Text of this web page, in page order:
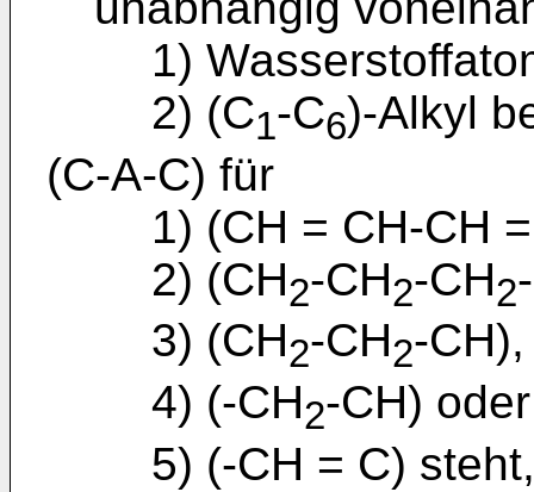
1)
2) (C1-C6)-Alkyl
(C-A-C) für
1) (CH = CH-CH
2) (CH2-CH2-CH2
3) (CH2-CH2-CH),
4) (-CH2-CH) oder
5) (-CH = C) steht,